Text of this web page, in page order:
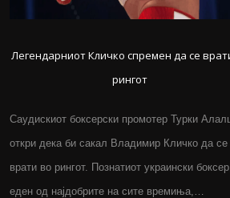
Легендарниот Кличко спремен да се
рингот
Саудискиот боксерски промотер Турки
откри дека би сакал Владимир Кличко да се
врати во рингот. Познатиот украински
еден од најдобрите на сите времиња,…